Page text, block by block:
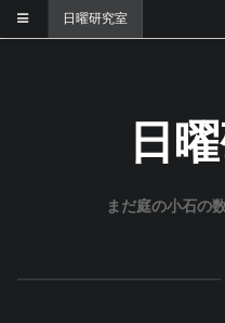
日曜研究室
日
まだ庭の小石の